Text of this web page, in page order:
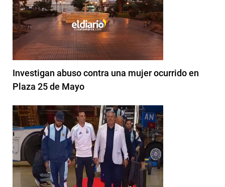
Investigan abuso contra una mujer ocurrido en
Plaza 25 de Mayo